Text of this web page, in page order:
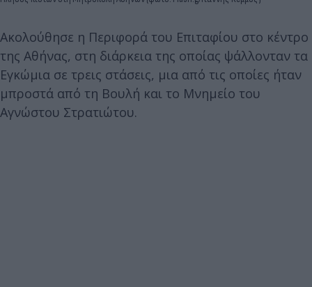
Ακολούθησε η Περιφορά του Επιταφίου στο κέντρο
της Αθήνας, στη διάρκεια της οποίας ψάλλονταν τα
Εγκώμια σε τρεις στάσεις, μια από τις οποίες ήταν
μπροστά από τη Βουλή και το Μνημείο του
Αγνώστου Στρατιώτου.